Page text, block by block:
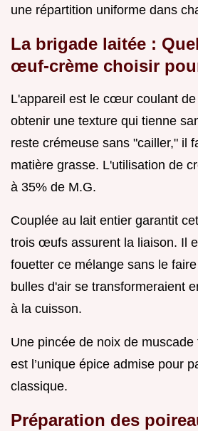
une répartition uniforme dans
La brigade laitée :
œuf-crème choisir
L'appareil est le cœur coulant
obtenir une texture qui tienne
reste crémeuse sans "cailler," il
matière grasse. L'utilisation de
à 35% de M.G.
Couplée au lait entier garantit
trois œufs assurent la liaison. Il
fouetter ce mélange sans le
bulles d'air se transformeraient
à la cuisson.
Une pincée de noix de
est l’unique épice admise pour
classique.
Préparation des